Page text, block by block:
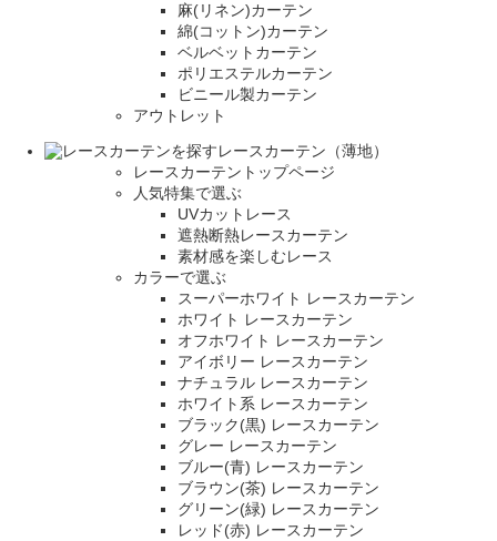
麻(リネン)カーテン
綿(コットン)カーテン
ベルベットカーテン
ポリエステルカーテン
ビニール製カーテン
アウトレット
レースカーテン（薄地）
レースカーテントップページ
人気特集で選ぶ
UVカットレース
遮熱断熱レースカーテン
素材感を楽しむレース
カラーで選ぶ
スーパーホワイト レースカーテン
ホワイト レースカーテン
オフホワイト レースカーテン
アイボリー レースカーテン
ナチュラル レースカーテン
ホワイト系 レースカーテン
ブラック(黒) レースカーテン
グレー レースカーテン
ブルー(青) レースカーテン
ブラウン(茶) レースカーテン
グリーン(緑) レースカーテン
レッド(赤) レースカーテン